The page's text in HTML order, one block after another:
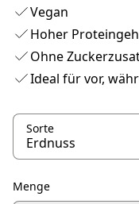
Vegan
Hoher
Ohne
Ideal für vor,
Sorte
Menge